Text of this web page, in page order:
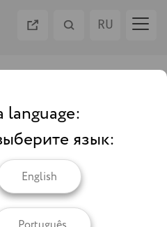
RU
PT
language:
язык:
English